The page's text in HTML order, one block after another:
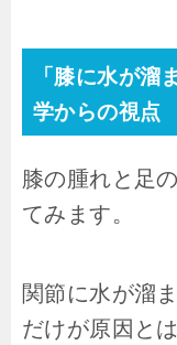
「膝に水が溜
学からの視点
膝の腫れと足
てみます。
関節に水が溜
だけが原因と